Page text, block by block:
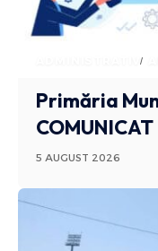
ADMINISTRATIV
Primăria
COMUNICAT
5 AUGUST 2026